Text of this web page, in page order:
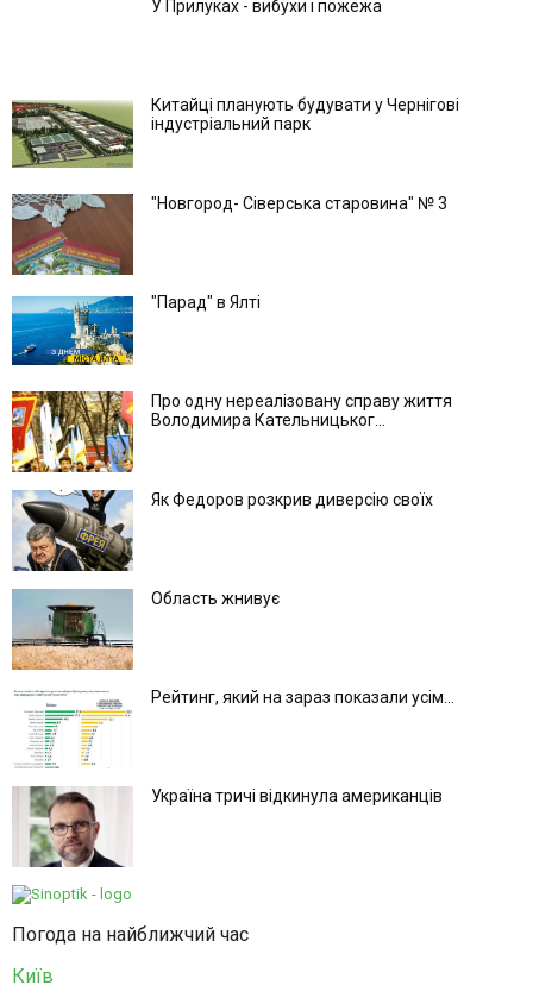
У Прилуках - вибухи і пожежа
Китайці планують будувати у Чернігові
індустріальний парк
"Новгород- Сіверська старовина" № 3
"Парад" в Ялті
Про одну нереалізовану справу життя
Володимира Кательницьког...
Як Федоров розкрив диверсію своїх
Область жнивує
Рейтинг, який на зараз показали усім...
Україна тричі відкинула американців
Погода на найближчий час
Київ